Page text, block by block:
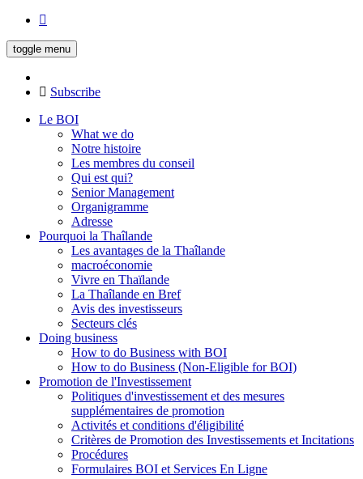
toggle menu
Subscribe
Le BOI
What we do
Notre histoire
Les membres du conseil
Qui est qui?
Senior Management
Organigramme
Adresse
Pourquoi la Thaîlande
Les avantages de la Thaîlande
macroéconomie
Vivre en Thaïlande
La Thaîlande en Bref
Avis des investisseurs
Secteurs clés
Doing business
How to do Business with BOI
How to do Business (Non-Eligible for BOI)
Promotion de l'Investissement
Politiques d'investissement et des mesures
supplémentaires de promotion
Activités et conditions d'éligibilité
Critères de Promotion des Investissements et Incitations
Procédures
Formulaires BOI et Services En Ligne